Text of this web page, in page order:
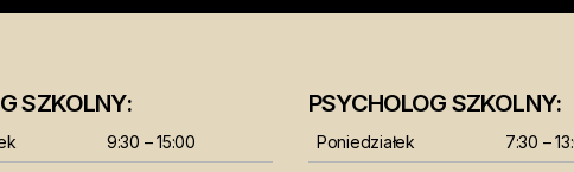
SZKOLNY:
9:30 – 15:00
PSYCHOLOG SZKOLNY:
Poniedziałek
7:30 –